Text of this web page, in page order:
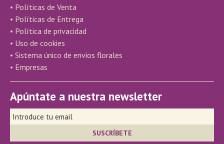
• Políticas de Venta
• Políticas de Entrega
• Política de privacidad
• Uso de cookies
• Sistema único de envios florales
• Empresas
Apúntate a nuestra newsletter